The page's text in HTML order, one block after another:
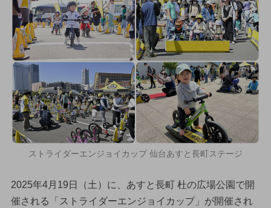
ストライダーエンジョイカップ 仙台あすと長町ステージ
2025年4月19日（土）に、あすと長町 杜の広場公園で開
催される「ストライダーエンジョイカップ」が開催され